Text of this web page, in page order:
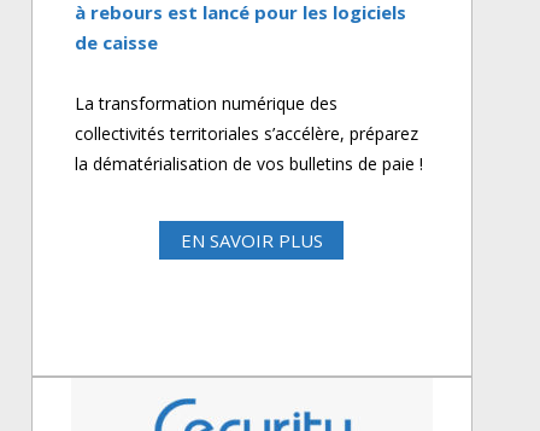
à rebours est lancé pour les logiciels
de caisse
La transformation numérique des
collectivités territoriales s’accélère, préparez
la dématérialisation de vos bulletins de paie !
EN SAVOIR PLUS